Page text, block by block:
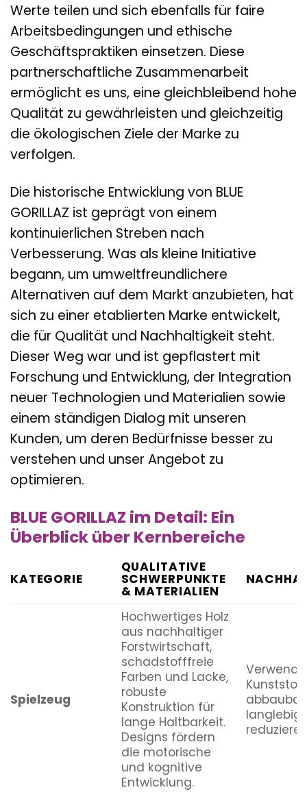
Werte teilen und sich ebenfalls für faire
Arbeitsbedingungen und ethische
Geschäftspraktiken einsetzen. Diese
partnerschaftliche Zusammenarbeit
ermöglicht es uns, eine gleichbleibend hohe
Qualität zu gewährleisten und gleichzeitig
die ökologischen Ziele der Marke zu
verfolgen.
Die historische Entwicklung von BLUE
GORILLAZ ist geprägt von einem
kontinuierlichen Streben nach
Verbesserung. Was als kleine Initiative
begann, um umweltfreundlichere
Alternativen auf dem Markt anzubieten, hat
sich zu einer etablierten Marke entwickelt,
die für Qualität und Nachhaltigkeit steht.
Dieser Weg war und ist gepflastert mit
Forschung und Entwicklung, der Integration
neuer Technologien und Materialien sowie
einem ständigen Dialog mit unseren
Kunden, um deren Bedürfnisse besser zu
verstehen und unser Angebot zu
optimieren.
BLUE GORILLAZ im Detail: Ein
Überblick über Kernbereiche
KATEGORIE
QUALITATIVE
SCHWERPUNKTE
& MATERIALIEN
Spielzeug
Hochwertiges Holz
aus nachhaltiger
Forstwirtschaft,
schadstofffreie
Farben und Lacke,
robuste
Konstruktion für
lange Haltbarkeit.
Designs fördern
die motorische
und kognitive
Entwicklung.